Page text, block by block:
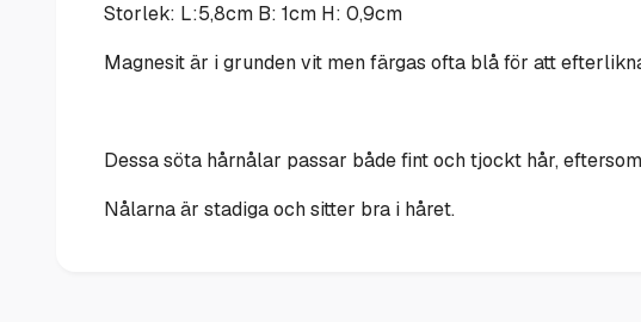
Storlek: L:5,8cm B: 1cm H: 0,9cm
Magnesit är i grunden vit men färgas ofta blå för att
Dessa söta hårnålar passar både fint och tjockt hår,
Nålarna är stadiga och sitter bra i håret.